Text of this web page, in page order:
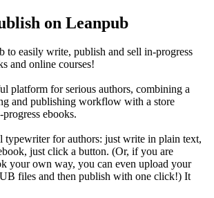
on Leanpub
to easily write, publish and sell in-progress
and online courses!
platform for serious authors, combining a
and publishing workflow with a store
ebooks.
typewriter for authors: just write in plain text,
just click a button. (Or, if you are
your own way, you can even upload your
files and then publish with one click!) It